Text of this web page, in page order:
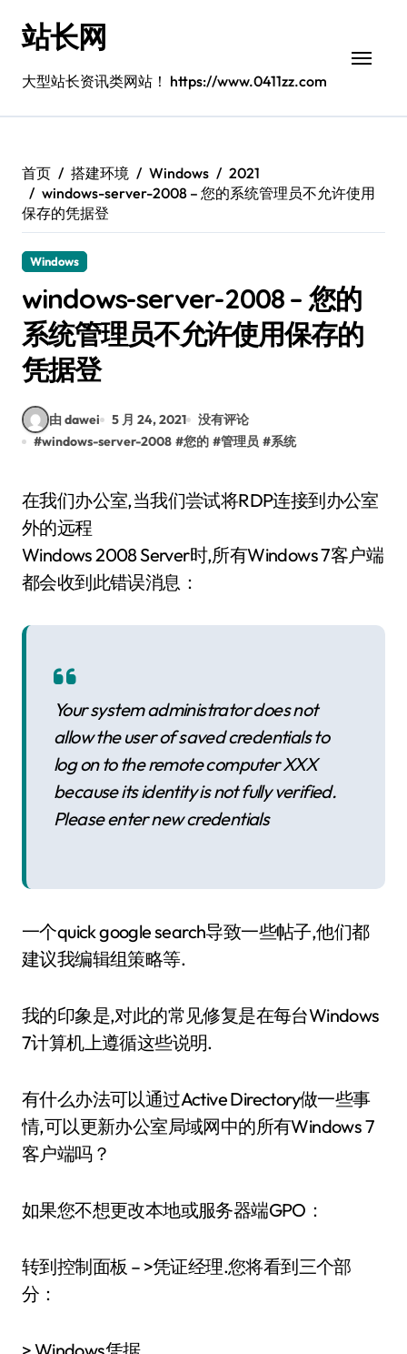
站长网
大型站长资讯类网站！ https://www.0411zz.com
首页 搭建环境 Windows
2021
windows-server-2008 – 您的系统管理员不允许使用
保存的凭据登
Windows
windows-server-2008 – 您的
系统管理员不允许使用保存的
凭据登
由 dawei 5 月 24, 2021
没有评论
#windows-server-2008 #您的 #管理员 #系统
在我们办公室,当我们尝试将RDP连接到办公室
外的远程
Windows 2008 Server时,所有Windows 7客户端
都会收到此错误消息：
Your system administrator does not
allow the user of saved credentials to
log on to the remote computer XXX
because its identity is not fully verified.
Please enter new credentials
一个quick google search导致一些帖子,他们都
建议我编辑组策略等.
我的印象是,对此的常见修复是在每台Windows
7计算机上遵循这些说明.
有什么办法可以通过Active Directory做一些事
情,可以更新办公室局域网中的所有Windows 7
客户端吗？
如果您不想更改本地或服务器端GPO：
转到控制面板 – >凭证经理.您将看到三个部
分：